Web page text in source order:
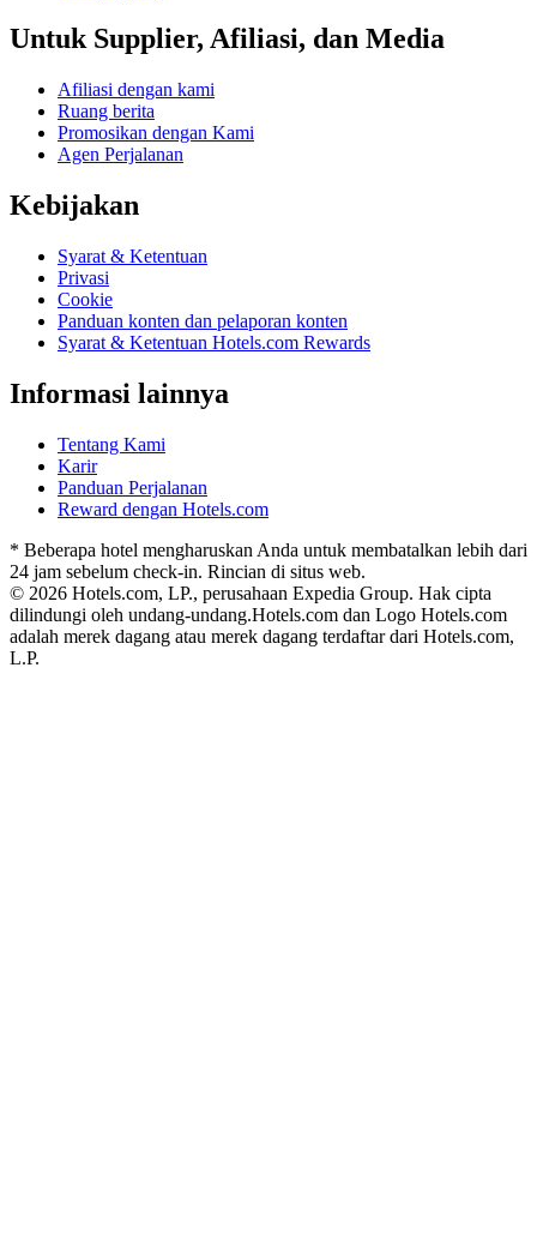
Untuk Supplier, Afiliasi, dan Media
Afiliasi dengan kami
Ruang berita
Promosikan dengan Kami
Agen Perjalanan
Kebijakan
Syarat & Ketentuan
Privasi
Cookie
Panduan konten dan pelaporan konten
Syarat & Ketentuan Hotels.com Rewards
Informasi lainnya
Tentang Kami
Karir
Panduan Perjalanan
Reward dengan Hotels.com
* Beberapa hotel mengharuskan Anda untuk membatalkan lebih dari
24 jam sebelum check-in. Rincian di situs web.
© 2026 Hotels.com, LP., perusahaan Expedia Group. Hak cipta
dilindungi oleh undang-undang.Hotels.com dan Logo Hotels.com
adalah merek dagang atau merek dagang terdaftar dari Hotels.com,
L.P.